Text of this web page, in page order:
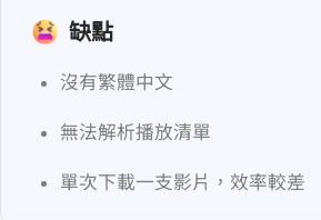
缺點
沒有繁體中文
無法解析播放清單
單次下載一支影片，效率較差